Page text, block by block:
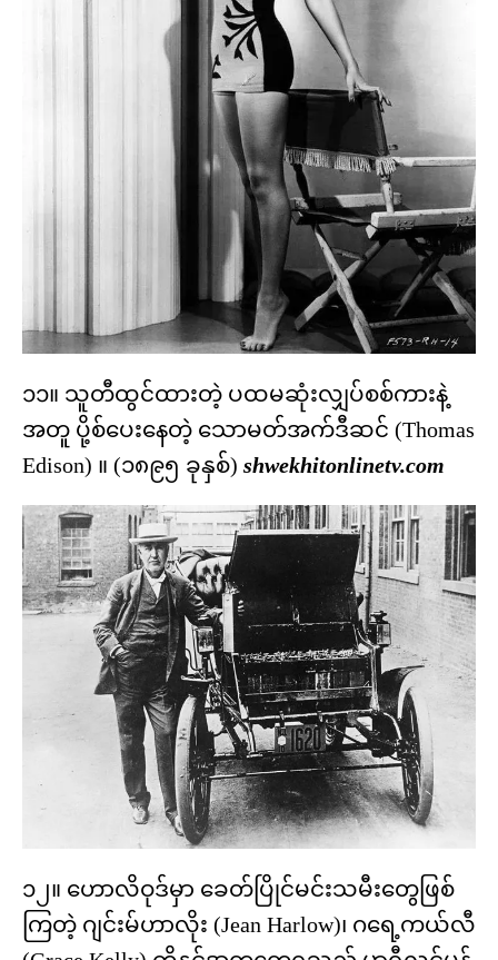
၁၁။ သူတီထွင်ထားတဲ့ ပထမဆုံးလျှပ်စစ်ကားနဲ့
အတူ ပို့စ်ပေးနေတဲ့ သောမတ်အက်ဒီဆင် (Thomas
Edison) ။ (၁၈၉၅ ခုနှစ်) shwekhitonlinetv.com
၁၂။ ဟောလိဝုဒ်မှာ ခေတ်ပြိုင်မင်းသမီးတွေဖြစ်
ကြတဲ့ ဂျင်းမ်ဟာလိုး (Jean Harlow)၊ ဂရေ့ကယ်လီ